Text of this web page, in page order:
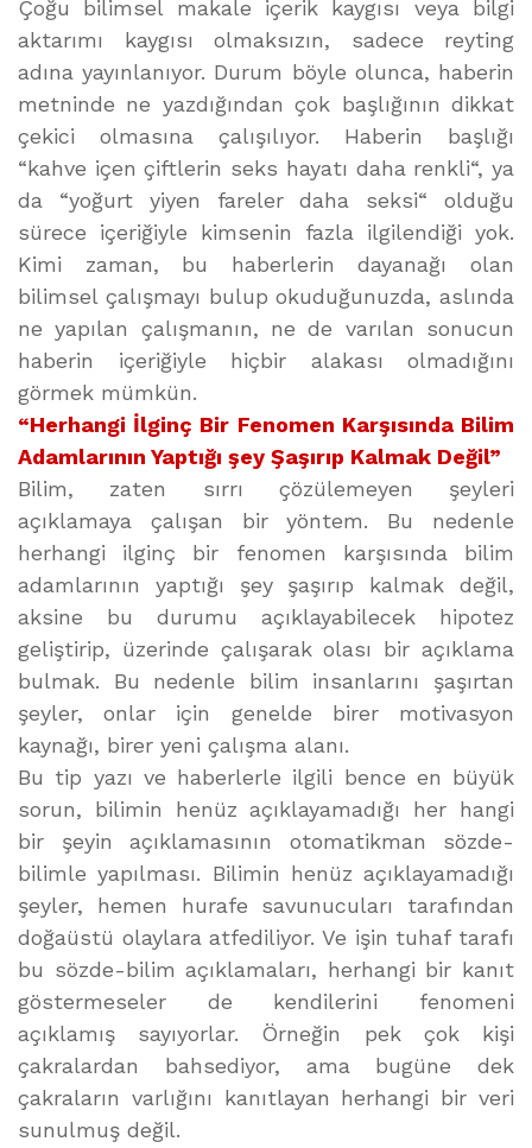
Çoğu bilimsel makale içerik kaygısı veya bilgi
aktarımı kaygısı olmaksızın, sadece reyting
adına yayınlanıyor. Durum böyle olunca, haberin
metninde ne yazdığından çok başlığının dikkat
çekici olmasına çalışılıyor. Haberin başlığı
“kahve içen çiftlerin seks hayatı daha renkli“, ya
da “yoğurt yiyen fareler daha seksi“ olduğu
sürece içeriğiyle kimsenin fazla ilgilendiği yok.
Kimi zaman, bu haberlerin dayanağı olan
bilimsel çalışmayı bulup okuduğunuzda, aslında
ne yapılan çalışmanın, ne de varılan sonucun
haberin içeriğiyle hiçbir alakası olmadığını
görmek mümkün.
“Herhangi İlginç Bir Fenomen Karşısında Bilim
Adamlarının Yaptığı şey Şaşırıp Kalmak Değil”
Bilim, zaten sırrı çözülemeyen şeyleri
açıklamaya çalışan bir yöntem. Bu nedenle
herhangi ilginç bir fenomen karşısında bilim
adamlarının yaptığı şey şaşırıp kalmak değil,
aksine bu durumu açıklayabilecek hipotez
geliştirip, üzerinde çalışarak olası bir açıklama
bulmak. Bu nedenle bilim insanlarını şaşırtan
şeyler, onlar için genelde birer motivasyon
kaynağı, birer yeni çalışma alanı.
Bu tip yazı ve haberlerle ilgili bence en büyük
sorun, bilimin henüz açıklayamadığı her hangi
bir şeyin açıklamasının otomatikman sözde-
bilimle yapılması. Bilimin henüz açıklayamadığı
şeyler, hemen hurafe savunucuları tarafından
doğaüstü olaylara atfediliyor. Ve işin tuhaf tarafı
bu sözde-bilim açıklamaları, herhangi bir kanıt
göstermeseler de kendilerini fenomeni
açıklamış sayıyorlar. Örneğin pek çok kişi
çakralardan bahsediyor, ama bugüne dek
çakraların varlığını kanıtlayan herhangi bir veri
sunulmuş değil.